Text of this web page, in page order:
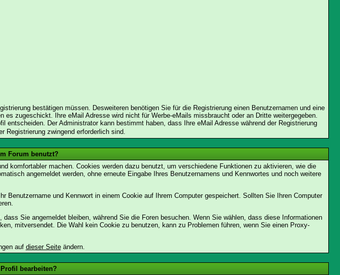
bestätigen müssen. Desweiteren benötigen Sie für die Registrierung einen Benutzernamen und eine
zugeschickt. Ihre eMail Adresse wird nicht für Werbe-eMails missbraucht oder an Dritte weitergegeben.
Der Administrator kann bestimmt haben, dass Ihre eMail Adresse während der Registrierung
Registrierung zwingend erforderlich sind.
Forum benutzt?
komfortabler machen. Cookies werden dazu benutzt, um verschiedene Funktionen zu aktivieren, wie die
angemeldet werden, ohne erneute Eingabe Ihres Benutzernamens und Kennwortes und noch weitere
und Kennwort in einem Cookie auf Ihrem Computer gespeichert. Sollten Sie Ihren Computer
Sie angemeldet bleiben, während Sie die Foren besuchen. Wenn Sie wählen, dass diese Informationen
mitversendet. Die Wahl kein Cookie zu benutzen, kann zu Problemen führen, wenn Sie einen Proxy-
auf dieser Seiteändern.
bearbeiten?